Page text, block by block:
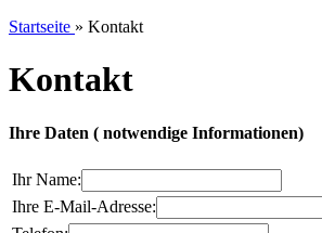
Startseite » Kontakt
Kontakt
Ihre Daten ( notwendige Informationen)
Ihr Name:
Ihre E-Mail-Adresse: